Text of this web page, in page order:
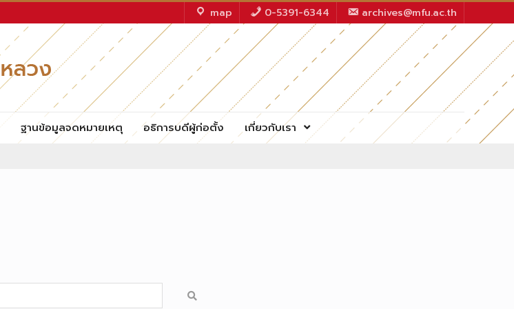
map 0-5391-6344 archives@mfu.ac.th
ฐานข้อมูลจดหมายเหตุ อธิการบดีผู้ก่อตั้ง เกี่ยวกับเรา